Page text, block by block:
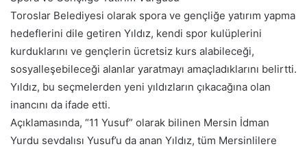
Toroslar Belediyesi olarak spora ve gençliğe yatırım yapma
hedeflerini dile getiren Yıldız, kendi spor kulüplerini
kurduklarını ve gençlerin ücretsiz kurs alabileceği,
sosyalleşebileceği alanlar yaratmayı amaçladıklarını belirtti.
Yıldız, bu seçmelerden yeni yıldızların çıkacağına olan
inancını da ifade etti.
Açıklamasında, “11 Yusuf” olarak bilinen Mersin İdman
Yurdu sevdalısı Yusuf’u da anan Yıldız, tüm Mersinlilere